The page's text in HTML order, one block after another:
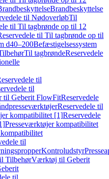
Brandbeskyttelse
til NødoverløbTil
til Til tagbrønde op til 12
til Til tagbrønde op til
d40–200Befæstigelsessystem
Til tagbrøndeReservedele
til
til
til Geberit FlowFitReservedele
Reservedele til
kompatibilitet [1]Reservedele
Presseværktøjer kompatibilitet
til
Kontroludstyr
TilbehørVærktøj til Geberit
til